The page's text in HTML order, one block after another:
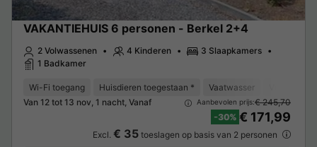
VAKANTIEHUIS 6 personen - Berkel 2+4
2 Volwassenen 4 Kinderen
3 Slaapkamers
1 Badkamer
Wi-Fi toegang Huisdieren toegestaan * Vaatwasser
Van 12 tot 13 nov, 1 nacht, Vanaf
Aanbevolen prijs:€ 245,70
-30% € 171,99
Excl. € 35toeslagen op basis van 2 personen